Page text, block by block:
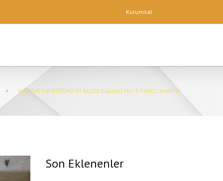
Kurumsal
MALTEPE KIR DÜĞÜNÜ MI SALON DÜĞÜNÜ MÜ? 5 FARKLI AVANTAJ
Son Eklenenler